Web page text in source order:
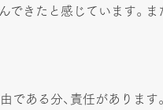
きたと感じています。
ある分、責任がありま